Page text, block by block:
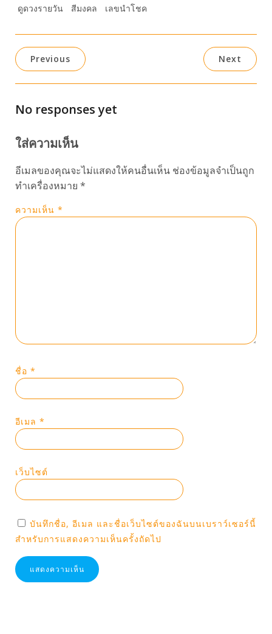
ดูดวงรายวัน
สีมงคล เลขนำโชค
Previous Next
No responses yet
ใส่ความเห็น
อีเมลของคุณจะไม่แสดงให้คนอื่นเห็น ช่องข้อมูลจำเป็นถูก
ทำเครื่องหมาย *
ความเห็น *
ชื่อ *
อีเมล *
เว็บไซต์
บันทึกชื่อ, อีเมล และชื่อเว็บไซต์ของฉันบนเบราว์เซอร์นี้
สำหรับการแสดงความเห็นครั้งถัดไป